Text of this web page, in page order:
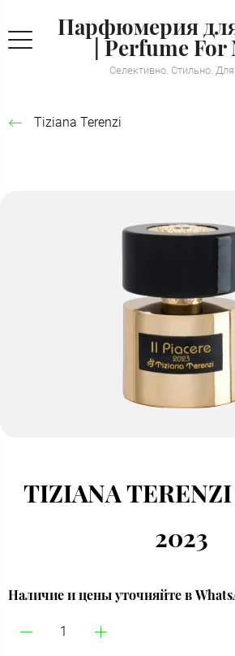
Парфюмерия
| Perfume For
Селективно. Стильно.
Tiziana Terenzi
TIZIANA
2023
Наличие и цены уточняйте в